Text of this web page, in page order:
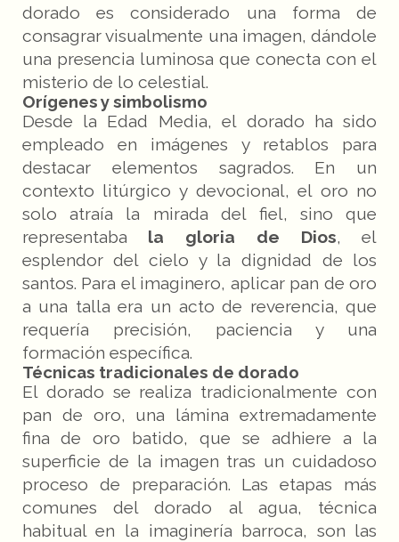
dorado es considerado una forma de
consagrar visualmente una imagen, dándole
una presencia luminosa que conecta con el
misterio de lo celestial.
Orígenes y simbolismo
Desde la Edad Media, el dorado ha sido
empleado en imágenes y retablos para
destacar elementos sagrados. En un
contexto litúrgico y devocional, el oro no
solo atraía la mirada del fiel, sino que
representaba la gloria de Dios, el
esplendor del cielo y la dignidad de los
santos. Para el imaginero, aplicar pan de oro
a una talla era un acto de reverencia, que
requería precisión, paciencia y una
formación específica.
Técnicas tradicionales de dorado
El dorado se realiza tradicionalmente con
pan de oro, una lámina extremadamente
fina de oro batido, que se adhiere a la
superficie de la imagen tras un cuidadoso
proceso de preparación. Las etapas más
comunes del dorado al agua, técnica
habitual en la imaginería barroca, son las